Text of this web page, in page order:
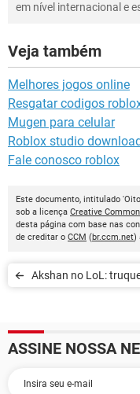
em nível internacional e
Veja também
Melhores jogos online
Resgatar codigos
Mugen para celular
Roblox studio
Fale conosco roblox
Este documento, intitulado
sob a licença Creative
desta página com base nas
de creditar o CCM (br.ccm.net)
Akshan no LoL:
ASSINE NOSSA